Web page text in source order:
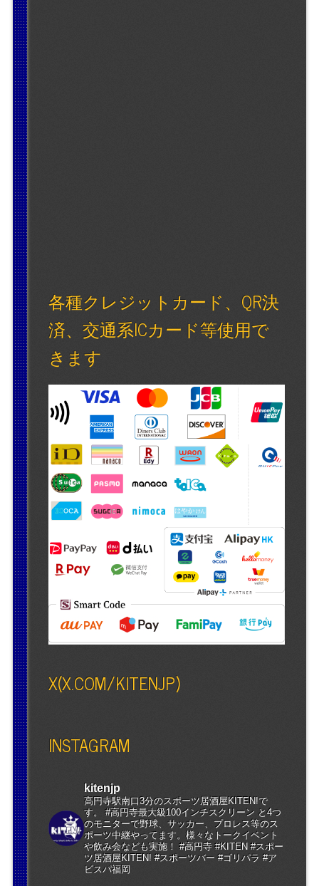
各種クレジットカード、QR決
済、交通系ICカード等使用で
きます
X(X.COM/KITENJP)
INSTAGRAM
kitenjp
高円寺駅南口3分のスポーツ居酒屋KITEN!で
す。 #高円寺最大級100インチスクリーン と4つ
のモニターで野球、サッカー、プロレス等のス
ポーツ中継やってます。様々なトークイベント
や飲み会なども実施！ #高円寺 #KITEN #スポー
ツ居酒屋KITEN! #スポーツバー #ゴリパラ #ア
ビスパ福岡